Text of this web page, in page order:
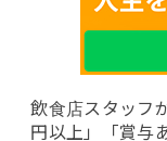
飲食店スタッフ
円以上」「賞与